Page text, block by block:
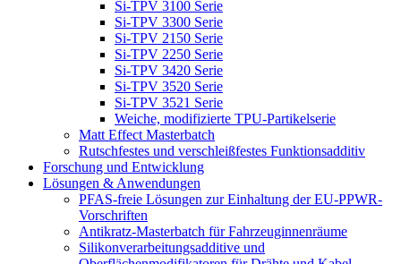
Si-TPV 3100 Serie
Si-TPV 3300 Serie
Si-TPV 2150 Serie
Si-TPV 2250 Serie
Si-TPV 3420 Serie
Si-TPV 3520 Serie
Si-TPV 3521 Serie
Weiche, modifizierte TPU-Partikelserie
Matt Effect Masterbatch
Rutschfestes und verschleißfestes Funktionsadditiv
Forschung und Entwicklung
Lösungen & Anwendungen
PFAS-freie Lösungen zur Einhaltung der EU-PPWR-
Vorschriften
Antikratz-Masterbatch für Fahrzeuginnenräume
Silikonverarbeitungsadditive und